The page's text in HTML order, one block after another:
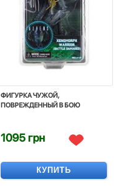
ФИГУРКА ЧУЖОЙ,
ПОВРЕЖДЕННЫЙ В БОЮ
1095 грн
КУПИТЬ